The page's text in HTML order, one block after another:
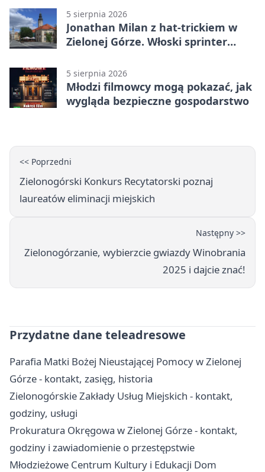
5 sierpnia 2026
Jonathan Milan z hat-trickiem w
Zielonej Górze. Włoski sprinter
5 sierpnia 2026
Młodzi filmowcy mogą pokazać, jak
wygląda bezpieczne gospodarstwo
<< Poprzedni
Zielonogórski Konkurs Recytatorski poznaj
laureatów eliminacji miejskich
Następny >>
Zielonogórzanie, wybierzcie gwiazdy Winobrania
2025 i dajcie znać!
Przydatne dane teleadresowe
Parafia Matki Bożej Nieustającej Pomocy w Zielonej
Górze - kontakt, zasięg, historia
Zielonogórskie Zakłady Usług Miejskich - kontakt,
godziny, usługi
Prokuratura Okręgowa w Zielonej Górze - kontakt,
godziny i zawiadomienie o przestępstwie
Młodzieżowe Centrum Kultury i Edukacji Dom